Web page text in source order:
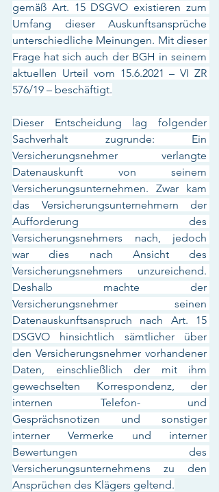
gemäß Art. 15 DSGVO existieren zum
Umfang dieser Auskunftsansprüche
unterschiedliche Meinungen. Mit dieser
Frage hat sich auch der BGH in seinem
aktuellen Urteil vom 15.6.2021 – VI ZR
576/19 – beschäftigt.
Dieser Entscheidung lag folgender
Sachverhalt zugrunde: Ein
Versicherungsnehmer verlangte
Datenauskunft von seinem
Versicherungsunternehmen. Zwar kam
das Versicherungsunternehmern der
Aufforderung des
Versicherungsnehmers nach, jedoch
war dies nach Ansicht des
Versicherungsnehmers unzureichend.
Deshalb machte der
Versicherungsnehmer seinen
Datenauskunftsanspruch nach Art. 15
DSGVO hinsichtlich sämtlicher über
den Versicherungsnehmer vorhandener
Daten, einschließlich der mit ihm
gewechselten Korrespondenz, der
internen Telefon- und
Gesprächsnotizen und sonstiger
interner Vermerke und interner
Bewertungen des
Versicherungsunternehmens zu den
Ansprüchen des Klägers geltend.